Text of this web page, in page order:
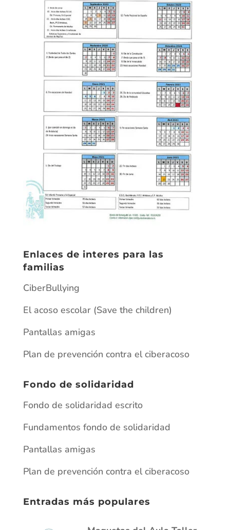
Enlaces de interes para las
familias
CiberBullying
El acoso escolar (Save the children)
Pantallas amigas
Plan de prevención contra el ciberacoso
Fondo de solidaridad
Fondo de solidaridad escrito
Fundamentos fondo de solidaridad
Pantallas amigas
Plan de prevención contra el ciberacoso
Entradas más populares